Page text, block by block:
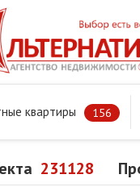
квартиры 156
Квартиры
231128